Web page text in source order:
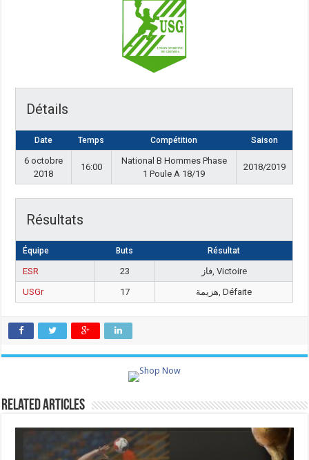
Détails
Date Temps Compétition Saison
6 octobre
2018
16:00
National B Hommes Phase
1 Poule A 18/19
2018/2019
Résultats
Équipe Buts Résultat
ESR 23
فاز, Victoire
USGr
17 هزيمة, Défaite
Related Articles